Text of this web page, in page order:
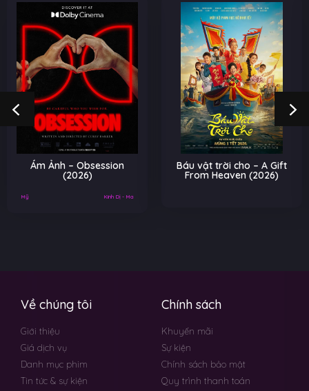
Ám Ảnh – Obsession
(2026)
Mỹ Kinh Dị - Ma
Báu vật trời cho – A Gift
From Heaven (2026)
Về chúng tôi
Giới thiệu
Giá dịch vụ
Danh mục phim
Tin tức & sự kiện
Chính sách
Khuyến mãi
Sự kiện
Chính sách bảo mật
Quy trình thanh toán